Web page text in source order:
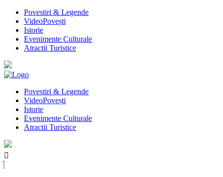
Povestiri & Legende
VideoPovești
Istorie
Evenimente Culturale
Atractii Turistice
Povestiri & Legende
VideoPovești
Istorie
Evenimente Culturale
Atractii Turistice